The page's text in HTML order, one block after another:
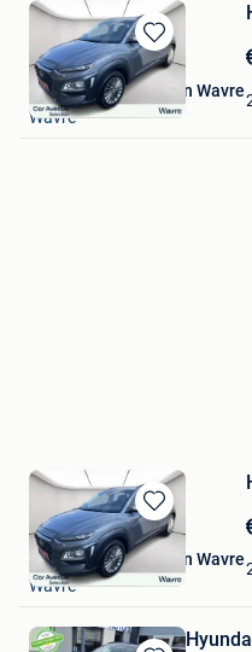
Bewaren
in
Mijn
Favorieten
Car Avenue Selection Wavre
Wavre
Bewaren
in
Favorieten
Car Avenue Selection Wavre
Wavre